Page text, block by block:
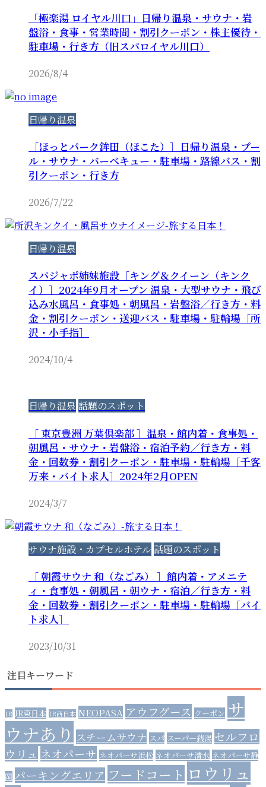
「極楽湯 ロイヤル川口」日帰り温泉・サウナ・岩
盤浴・食事・営業時間・割引クーポン・株主優待・
駐車場・行き方（旧スパロイヤル川口）
2026/8/4
日帰り温泉
［ほっとパーク鉾田（ほこた）］日帰り温泉・プー
ル・サウナ・バーベキュー・駐車場・路線バス・割
引クーポン・行き方
2026/7/22
日帰り温泉
スパジャポ姉妹施設［キング＆クイーン（キンク
イ）］2024年9月オープン 温泉・大型サウナ・飛び
込み水風呂・食事処・朝風呂・岩盤浴／行き方・料
金・割引クーポン・送迎バス・駐車場・駐輪場［所
沢・小手指］
2024/10/4
日帰り温泉 話題のスポット
［ 東京豊洲 万葉倶楽部 ］温泉・館内着・食事処・
朝風呂・サウナ・岩盤浴・宿泊予約／行き方・料
金・回数券・割引クーポン・駐車場・駐輪場［千客
万来・バイト求人］2024年2月OPEN
2024/3/7
サウナ施設・カプセルホテル 話題のスポット
［ 朝霞サウナ 和（なごみ） ］館内着・アメニテ
ィ・食事処・朝風呂・朝ウナ・宿泊／行き方・料
金・回数券・割引クーポン・駐車場・駐輪場［バイ
ト求人］
2023/10/31
注目キーワード
JR JR東日本 JR西日本 NEOPASA アウフグース クーポン サ
ウナあり スチームサウナ スパ スーパー銭湯 セルフロ
ウリュ ネオパーサ ネオパーサ浜松 ネオパーサ清水 ネオパーサ静
岡 パーキングエリア フードコート ロウリュ